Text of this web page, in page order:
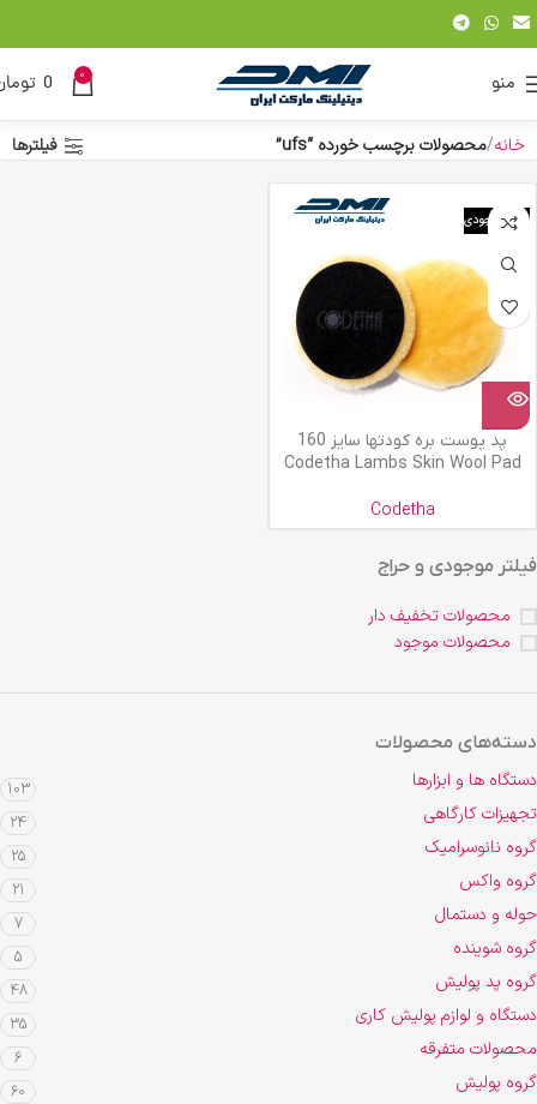
منو 0
0
فیلتر موجودی و حراج
محصولات تخفیف دار
محصولات موجود
دسته‌های محصولات
دستگاه ها و ابزارها 103
تجهیزات کارگاهی 24
گروه نانوسرامیک 25
گروه واکس 21
حوله و دستمال 7
گروه شوینده 5
گروه پد پولیش 48
دستگاه و لوازم پولیش کاری 35
محصولات متفرقه 6
گروه پولیش 60
خانه محصولات برچسب خورده “ufs” فیلترها
اتمام موجودی
پد پوست بره کودتها سایز 160
Codetha Lambs Skin Wool Pad
Codetha